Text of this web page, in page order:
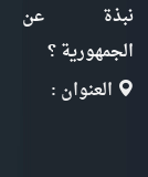
نبذة عن
الجمهورية ؟
العنوان :